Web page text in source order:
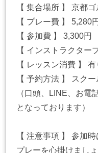
【 集合場所 】 京都
【 プレー費 】 5,280円
【 参加費 】 3,300円
【 インストラクター
【 レッスン消費 】 有
【 予約方法 】 スク
（口頭、LINE、お電
となっております）
【 注意事項 】 参加
プレーを心掛けましょ